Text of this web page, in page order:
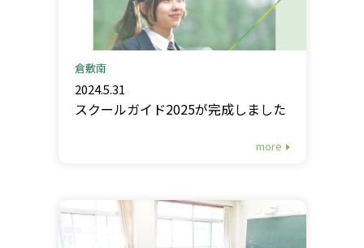
倉敷南
2024.5.31
スクールガイド2025が完成しました
more